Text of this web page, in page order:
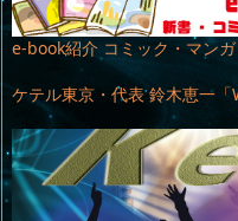
e-book紹介 コミック・マン
ケテル東京・代表 鈴木恵一「